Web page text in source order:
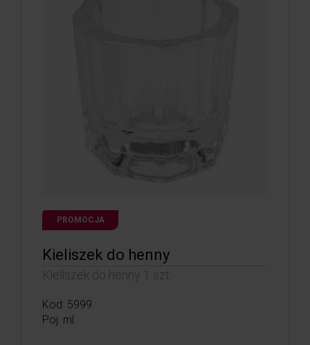
PROMOCJA
Kieliszek do henny
Kieliszek do henny 1 szt.
Kod: 5999
Poj: ml